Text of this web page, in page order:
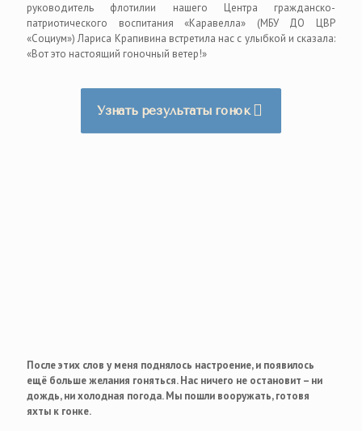
руководитель флотилии нашего Центра гражданско-
патриотического воспитания «Каравелла» (МБУ ДО ЦВР
«Социум») Лариса Крапивина встретила нас с улыбкой и сказала:
«Вот это настоящий гоночный ветер!»
Узнать результаты гонок
После этих слов у меня поднялось настроение, и появилось
ещё больше желания гоняться. Нас ничего не остановит – ни
дождь, ни холодная погода. Мы пошли вооружать, готовя
яхты к гонке.